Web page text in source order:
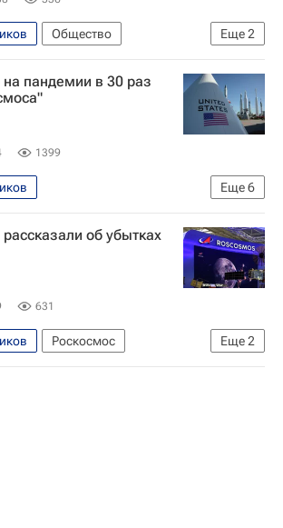
Еще2
Общество
пандемии в 30 раз
1399
Еще6
коронавируса
США
Космос - РИА Наука
об убытках
631
Еще2
Роскосмос
Хочу стать космонавтом